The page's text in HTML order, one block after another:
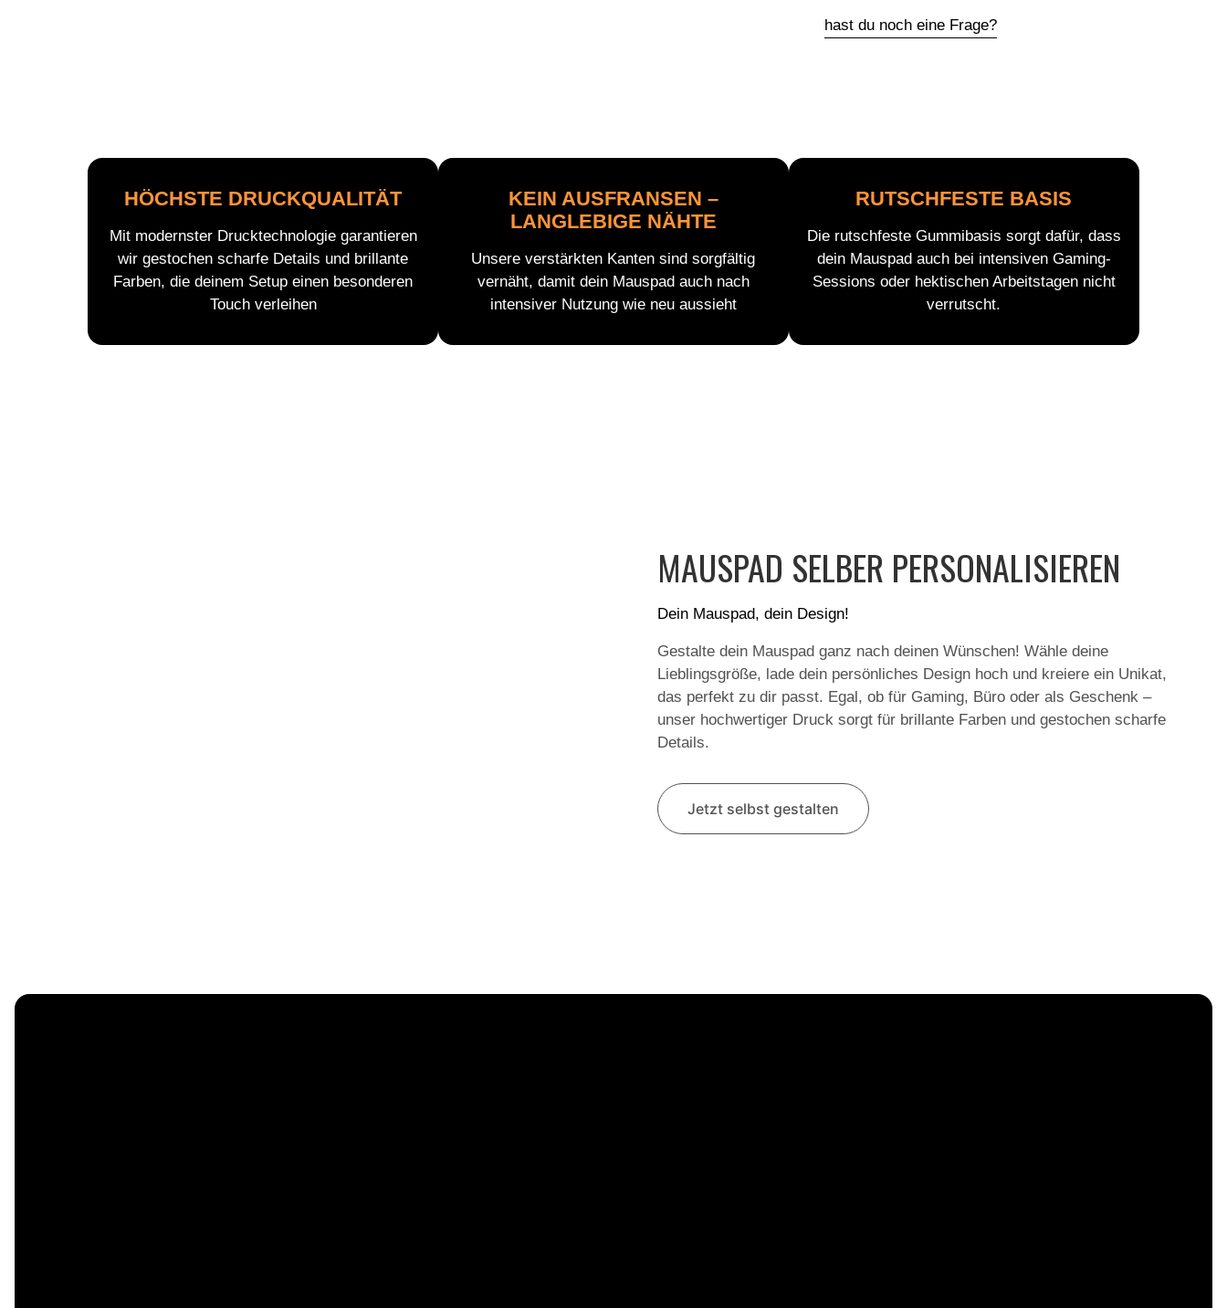
hast du noch eine Frage?
HÖCHSTE DRUCKQUALITÄT
Mit modernster Drucktechnologie garantieren
wir gestochen scharfe Details und brillante
Farben, die deinem Setup einen besonderen
Touch verleihen
KEIN AUSFRANSEN –
LANGLEBIGE NÄHTE
Unsere verstärkten Kanten sind sorgfältig
vernäht, damit dein Mauspad auch nach
intensiver Nutzung wie neu aussieht
RUTSCHFESTE BASIS
Die rutschfeste Gummibasis sorgt dafür, dass
dein Mauspad auch bei intensiven Gaming-
Sessions oder hektischen Arbeitstagen nicht
verrutscht.
MAUSPAD SELBER PERSONALISIEREN
Dein Mauspad, dein Design!
Gestalte dein Mauspad ganz nach deinen Wünschen! Wähle deine
Lieblingsgröße, lade dein persönliches Design hoch und kreiere ein Unikat,
das perfekt zu dir passt. Egal, ob für Gaming, Büro oder als Geschenk –
unser hochwertiger Druck sorgt für brillante Farben und gestochen scharfe
Details.
Jetzt selbst gestalten